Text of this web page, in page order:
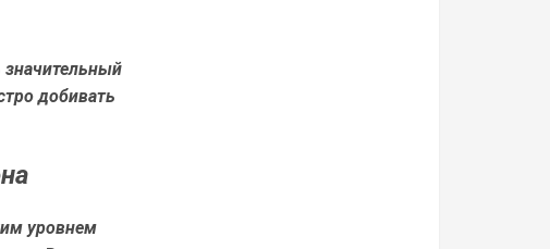
добивать
уровнем